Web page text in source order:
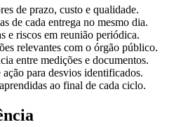
de prazo, custo e qualidade.
de cada entrega no mesmo dia.
e riscos em reunião periódica.
relevantes com o órgão público.
entre medições e documentos.
para desvios identificados.
ao final de cada ciclo.